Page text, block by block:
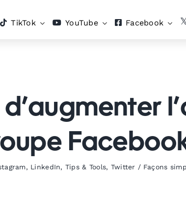
TikTok YouTube Facebook
, LinkedIn, Tips & Tools, Twitter / Façons